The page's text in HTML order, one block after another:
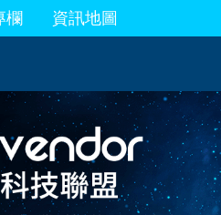
欄 資訊地圖